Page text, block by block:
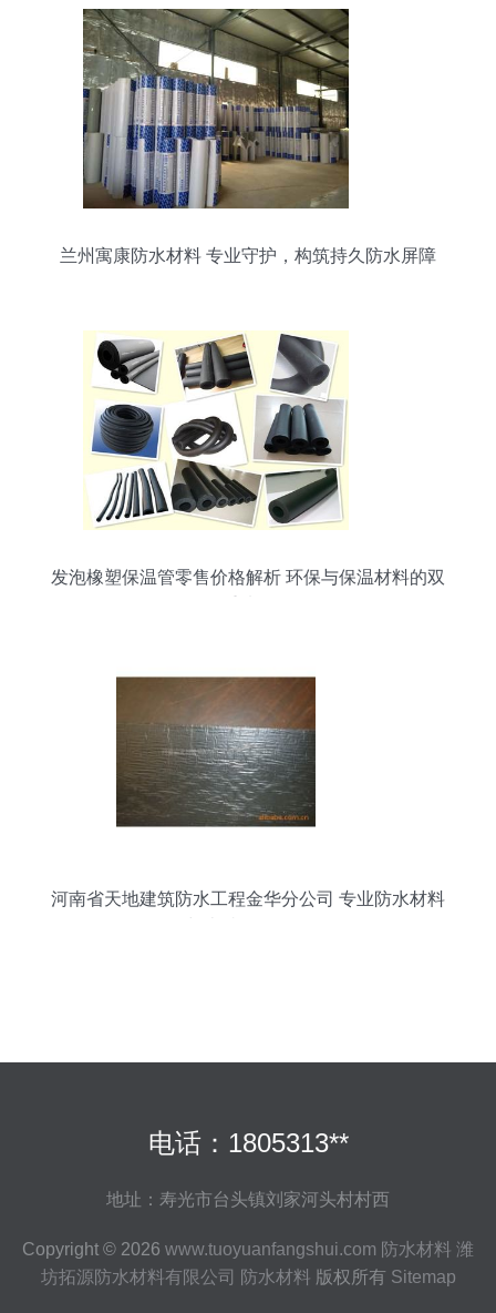
兰州寓康防水材料 专业守护，构筑持久防水屏障
发泡橡塑保温管零售价格解析 环保与保温材料的双
河南省天地建筑防水工程金华分公司 专业防水材料
电话：1805313**
地址：寿光市台头镇刘家河头村村西
Copyright © 2026 www.tuoyuanfangshui.com 防水材料 潍
坊拓源防水材料有限公司 防水材料 版权所有 Sitemap